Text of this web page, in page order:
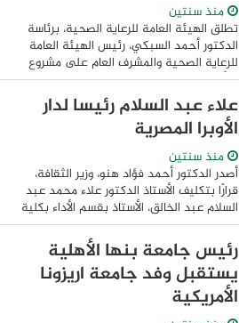
منذ سنتين
تطلق الهيئة العامة للرعاية الصحية، برئاسة
الدكتور أحمد السبكي، رئيس الهيئة العامة
للرعاية الصحية والمشرف العام على مشروع
التأمين الصحي الشامل، اليوم، فعاليات
المؤتمر الذي تنظمه الهيئة بالتزامن مع ...
علاء عبد السلام رئيسا لدار
الأوبرا المصرية
منذ سنتين
أصدر الدكتور أحمد فؤاد هنو، وزير الثقافة،
قرارًا بتكليف الأستاذ الدكتور علاء محمد عبد
السلام عبد الخالق، الأستاذ بقسم الأداء بكلية
التربية الموسيقية بجامعة حلوان، رئيسًا
لمجلس إدارة الهيئة ...
رئيس جامعة بنها الأهلية
يستقبل وفد جامعة اريزونا
الأمريكية